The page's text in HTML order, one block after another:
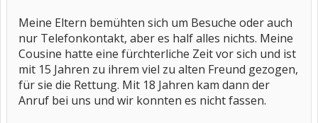
Meine Eltern bemühten sich um Besuche oder auch
nur Telefonkontakt, aber es half alles nichts. Meine
Cousine hatte eine fürchterliche Zeit vor sich und ist
mit 15 Jahren zu ihrem viel zu alten Freund gezogen,
für sie die Rettung. Mit 18 Jahren kam dann der
Anruf bei uns und wir konnten es nicht fassen.